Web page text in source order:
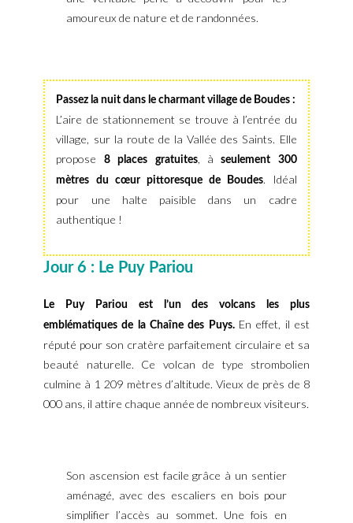
amoureux de nature et de randonnées.
Passez la nuit dans le charmant village de Boudes :
L’aire de stationnement se trouve à l’entrée du
village, sur la route de la Vallée des Saints. Elle
propose 8 places gratuites, àseulement 300
mètres du cœur pittoresque de Boudes. Idéal
pour une halte paisible dans un cadre
authentique !
Jour 6 : Le Puy Pariou
Le Puy Pariou est l’un des volcans les plus
emblématiques de la Chaîne des Puys.En effet, il est
réputé pour son cratère parfaitement circulaire et sa
beauté naturelle. Ce volcan de type strombolien
culmine à 1 209 mètres d’altitude. Vieux de près de 8
000 ans, il attire chaque année de nombreux visiteurs.
Son ascension est facile grâce à un sentier
aménagé, avec des escaliers en bois pour
simplifier l’accès au sommet. Une fois en